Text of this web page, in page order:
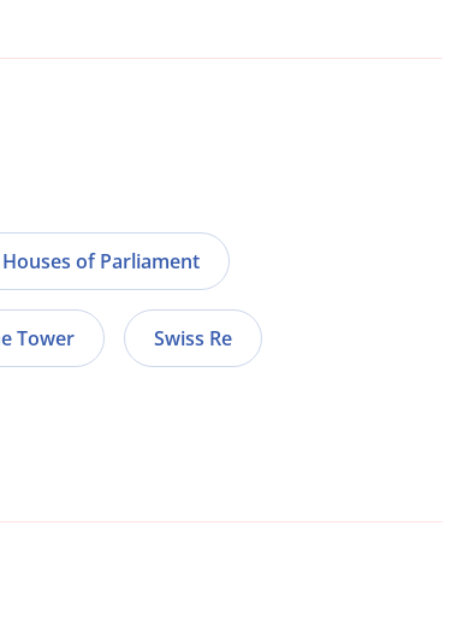
Houses of Parliament
Tower Swiss Re